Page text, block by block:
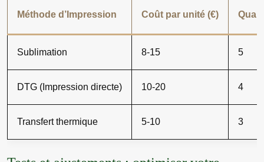
Méthode d’Impression Coût par unité (€)
Sublimation 8-15 5
DTG (Impression directe) 10-20 4
Transfert thermique 5-10 3